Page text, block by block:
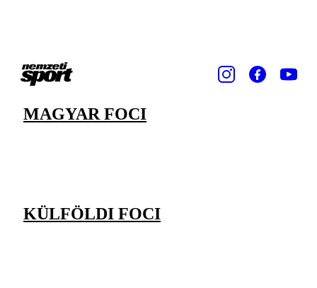
MAGYAR FOCI
KÜLFÖLDI FOCI